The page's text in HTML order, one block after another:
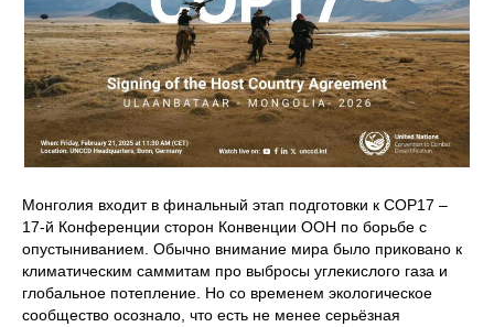
Монголия входит в финальный этап подготовки к COP17 –
17-й Конференции сторон Конвенции ООН по борьбе с
опустыниванием. Обычно внимание мира было приковано к
климатическим саммитам про выбросы углекислого газа и
глобальное потепление. Но со временем экологическое
сообщество осознало, что есть не менее серьёзная